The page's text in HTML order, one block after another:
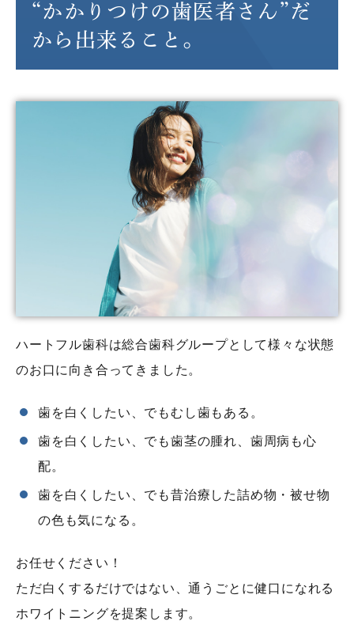
“かかりつけの歯医者さん”だ
から 出来ること。
ハートフル歯科は総合歯科グループとして様々な状態
のお口に向き合ってきました。
歯を白くしたい、でもむし歯もある。
歯を白くしたい、でも歯茎の腫れ、歯周病も心
配。
歯を白くしたい、でも昔治療した詰め物・被せ物
の色も気になる。
お任せください！
ただ白くするだけではない、通うごとに健口になれる
ホワイトニングを提案します。